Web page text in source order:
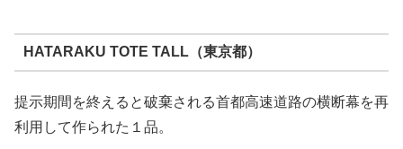
HATARAKU TOTE TALL（東京都）
提示期間を終えると破棄される首都高速道路の横断幕を再
利用して作られた１品。